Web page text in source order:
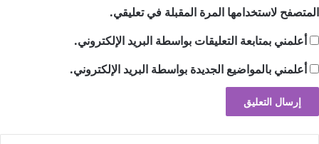
المتصفح لاستخدامها المرة المقبلة في تعليقي.
أعلمني بمتابعة التعليقات بواسطة البريد الإلكتروني.
أعلمني بالمواضيع الجديدة بواسطة البريد الإلكتروني.